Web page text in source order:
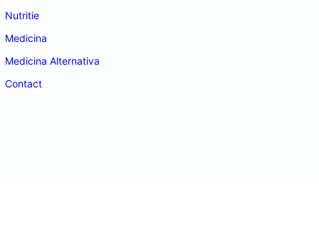
Nutritie
Medicina
Medicina Alternativa
Contact